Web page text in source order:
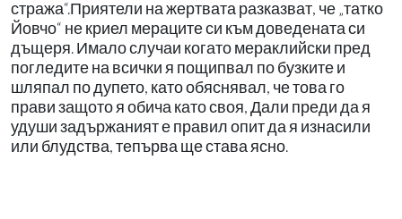
стража“.Приятели на жертвата разказват, че „татко
Йовчо“ не криел мераците си към доведената си
дъщеря. Имало случаи когато мераклийски пред
погледите на всички я пощипвал по бузките и
шляпал по дупето, като обяснявал, че това го
прави защото я обича като своя, Дали преди да я
удуши задържаният е правил опит да я изнасили
или блудства, тепърва ще става ясно.